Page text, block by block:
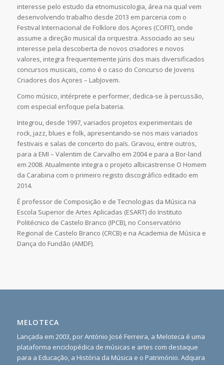
interesse pelo estudo da etnomusicologia, área na qual vem
desenvolvendo trabalho desde 2013 em parceria com o
Festival Internacional de Folklore dos Açores (COFIT), onde
assume a direção musical da orquestra. Associado ao seu
interesse pela descoberta de novos criadores e novos
valores, integra frequentemente júris dos mais diversificados
concursos musicais, como é o caso do Concurso de Jovens
Criadores dos Açores – LabJovem.
Como músico, intérprete e performer, dedica-se à percussão,
com especial enfoque pela bateria.
Integrou, desde 1997, variados projetos experimentais de
rock, jazz, blues e folk, apresentando-se nos mais variados
festivais e salas de concerto do país. Gravou, entre outros,
para a EMI – Valentim de Carvalho em 2004 e para a Bor-land
em 2008. Atualmente integra o projeto albicastrense O Homem
da Carabina com o primeiro registo discográfico editado em
2014.
É professor de Composição e de Tecnologias da Música na
Escola Superior de Artes Aplicadas (ESART) do Instituto
Politécnico de Castelo Branco (IPCB), no Conservatório
Regional de Castelo Branco (CRCB) e na Academia de Música e
Dança do Fundão (AMDF).
MELOTECA
Lançada em 2003, por António José Ferreira, a Meloteca é uma
plataforma enciclopédica de músicas e artes com destaque
para a Educação, a História da Música e o Património. Adquira